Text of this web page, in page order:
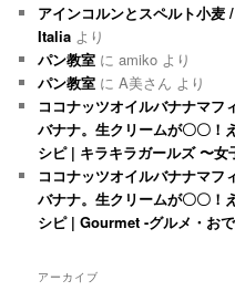
アインコルンとスペルト小
Italia より
パン教室 にamiko より
パン教室 にA美さん より
ココナッツオイルバナナマ
バナナ。生クリームが〇〇！
シピ | キラキラガールズ 〜女
ココナッツオイルバナナマ
バナナ。生クリームが〇〇！
シピ | Gourmet -グルメ・お
アーカイブ